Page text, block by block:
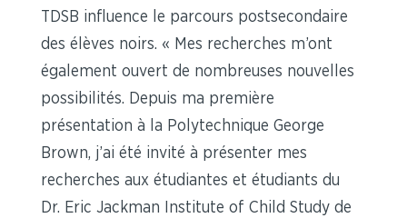
TDSB influence le parcours postsecondaire
des élèves noirs. « Mes recherches m’ont
également ouvert de nombreuses nouvelles
possibilités. Depuis ma première
présentation à la Polytechnique George
Brown, j’ai été invité à présenter mes
recherches aux étudiantes et étudiants du
Dr. Eric Jackman Institute of Child Study de